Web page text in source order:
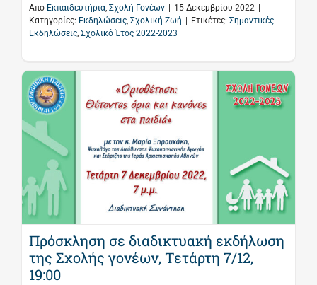
Από Εκπαιδευτήρια, Σχολή Γονέων 15 Δεκεμβρίου 2022
Κατηγορίες: Εκδηλώσεις, Σχολική Ζωή Ετικέτες: Σημαντικές
Εκδηλώσεις, Σχολικό Έτος 2022-2023
Πρόσκληση σε διαδικτυακή εκδήλωση
της Σχολής γονέων, Τετάρτη 7/12,
19:00